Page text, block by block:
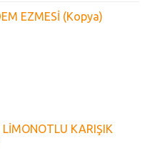
EZMESİ (Kopya)
KARIŞIK